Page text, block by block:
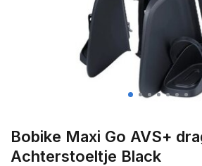
Bobike Maxi Go AVS+
Achterstoeltje Black